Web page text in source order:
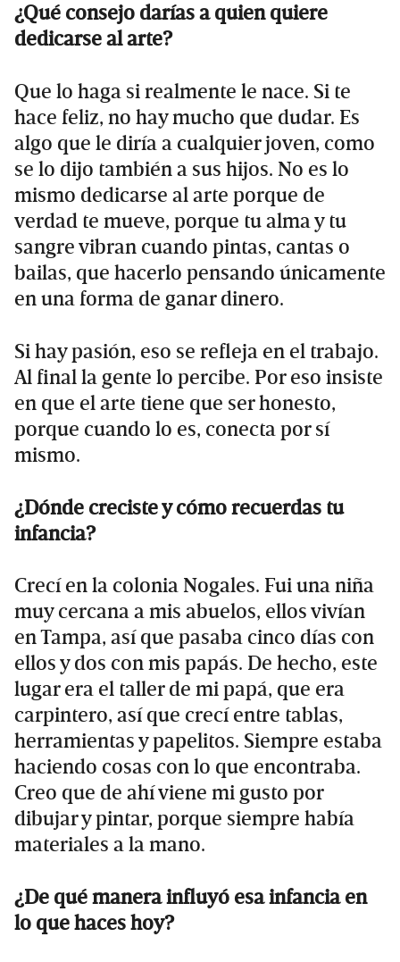
¿Qué consejo darías a quien quiere
dedicarse al arte?
Que lo haga si realmente le nace. Si te
hace feliz, no hay mucho que dudar. Es
algo que le diría a cualquier joven, como
se lo dijo también a sus hijos. No es lo
mismo dedicarse al arte porque de
verdad te mueve, porque tu alma y tu
sangre vibran cuando pintas, cantas o
bailas, que hacerlo pensando únicamente
en una forma de ganar dinero.
Si hay pasión, eso se refleja en el trabajo.
Al final la gente lo percibe. Por eso insiste
en que el arte tiene que ser honesto,
porque cuando lo es, conecta por sí
mismo.
¿Dónde creciste y cómo recuerdas tu
infancia?
Crecí en la colonia Nogales. Fui una niña
muy cercana a mis abuelos, ellos vivían
en Tampa, así que pasaba cinco días con
ellos y dos con mis papás. De hecho, este
lugar era el taller de mi papá, que era
carpintero, así que crecí entre tablas,
herramientas y papelitos. Siempre estaba
haciendo cosas con lo que encontraba.
Creo que de ahí viene mi gusto por
dibujar y pintar, porque siempre había
materiales a la mano.
¿De qué manera influyó esa infancia en
lo que haces hoy?